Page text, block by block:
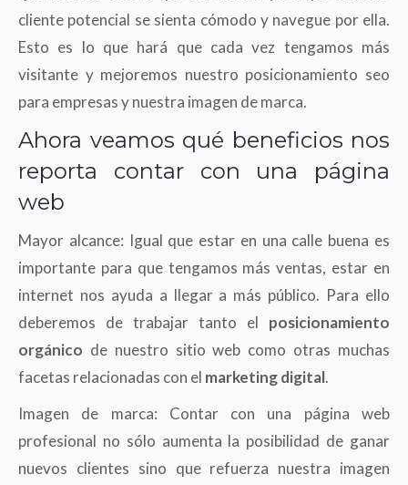
cliente potencial se sienta cómodo y navegue por ella.
Esto es lo que hará que cada vez tengamos más
visitante y mejoremos nuestro posicionamiento seo
para empresas y nuestra imagen de marca.
Ahora veamos qué beneficios nos
reporta contar con una página
web
Mayor alcance: Igual que estar en una calle buena es
importante para que tengamos más ventas, estar en
internet nos ayuda a llegar a más público. Para ello
deberemos de trabajar tanto el posicionamiento
orgánico de nuestro sitio web como otras muchas
facetas relacionadas con el marketing digital.
Imagen de marca: Contar con una página web
profesional no sólo aumenta la posibilidad de ganar
nuevos clientes sino que refuerza nuestra imagen